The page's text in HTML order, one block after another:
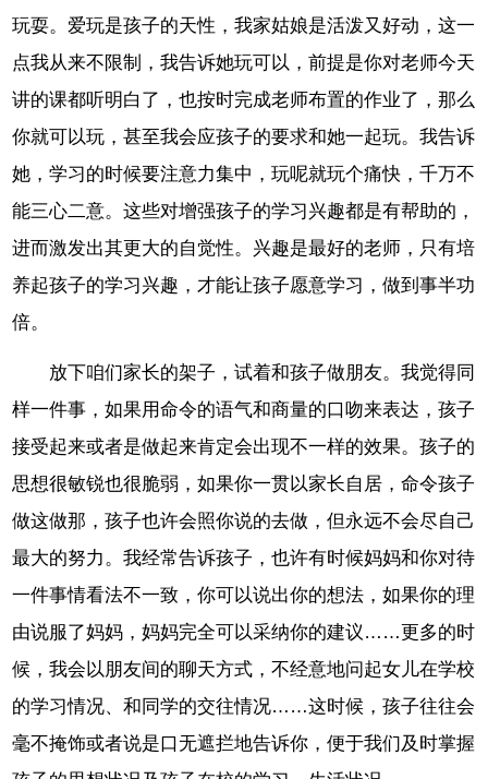
玩耍。爱玩是孩子的天性，我家姑娘是活泼又好动，这一
点我从来不限制，我告诉她玩可以，前提是你对老师今天
讲的课都听明白了，也按时完成老师布置的作业了，那么
你就可以玩，甚至我会应孩子的要求和她一起玩。我告诉
她，学习的时候要注意力集中，玩呢就玩个痛快，千万不
能三心二意。这些对增强孩子的学习兴趣都是有帮助的，
进而激发出其更大的自觉性。兴趣是最好的老师，只有培
养起孩子的学习兴趣，才能让孩子愿意学习，做到事半功
倍。
放下咱们家长的架子，试着和孩子做朋友。我觉得同
样一件事，如果用命令的语气和商量的口吻来表达，孩子
接受起来或者是做起来肯定会出现不一样的效果。孩子的
思想很敏锐也很脆弱，如果你一贯以家长自居，命令孩子
做这做那，孩子也许会照你说的去做，但永远不会尽自己
最大的努力。我经常告诉孩子，也许有时候妈妈和你对待
一件事情看法不一致，你可以说出你的想法，如果你的理
由说服了妈妈，妈妈完全可以采纳你的建议……更多的时
候，我会以朋友间的聊天方式，不经意地问起女儿在学校
的学习情况、和同学的交往情况……这时候，孩子往往会
毫不掩饰或者说是口无遮拦地告诉你，便于我们及时掌握